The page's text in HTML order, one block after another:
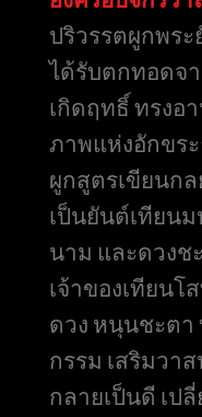
ปริวรรตผูกพร
ได้รับตกทอดจ
เกิดฤทธิ์ ทรง
ภาพแห่งอักขร
ผูกสูตรเขียนก
เป็นยันต์เทียน
นาม และดวงช
เจ้าของเทียน
ดวง หนุนชะตา
กรรม เสริมวา
กลายเป็นดี เป